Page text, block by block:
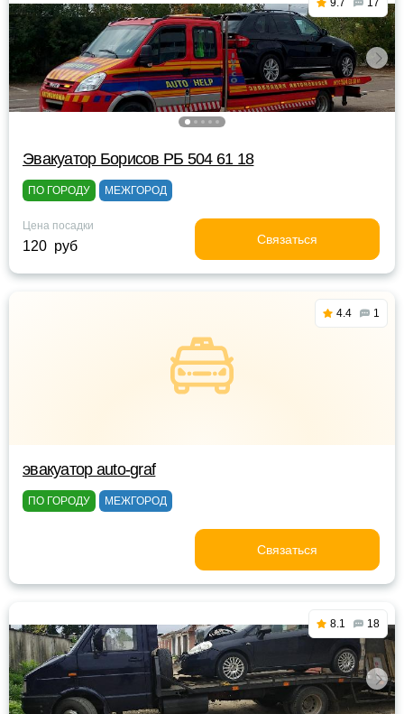
9.7 17
Эвакуатор Борисов РБ 504 61 18
ПО ГОРОДУ МЕЖГОРОД
Цена посадки
120 руб Связаться
4.4 1
эвакуатор auto-graf
ПО ГОРОДУ МЕЖГОРОД
Связаться
8.1 18